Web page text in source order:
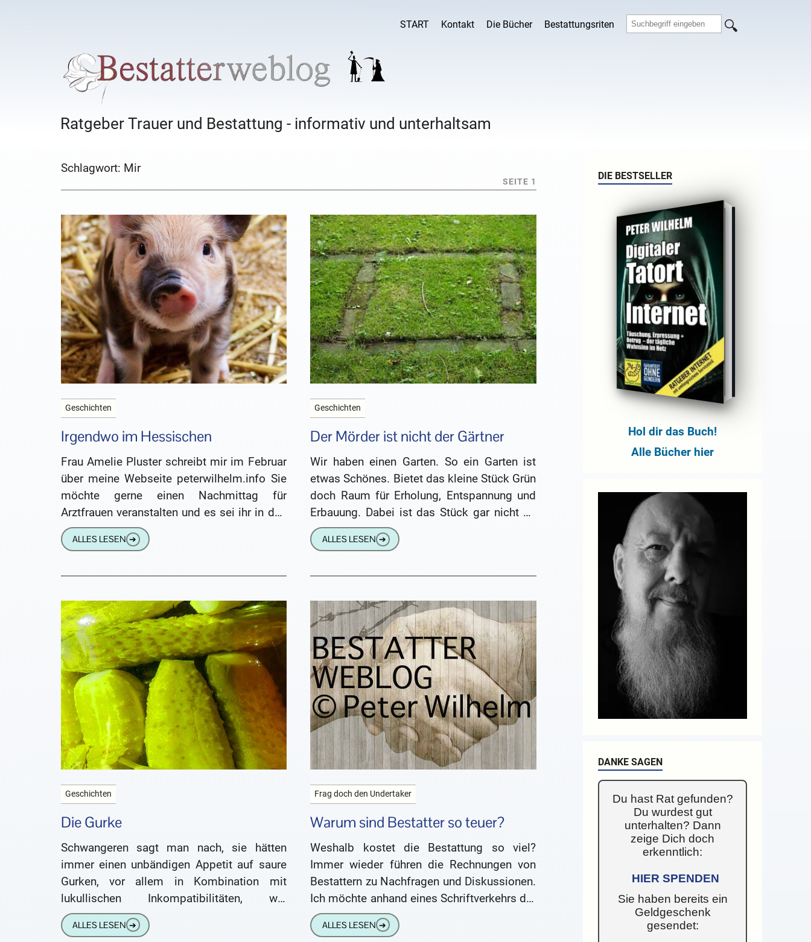
START Kontakt Die Bücher Bestattungsriten
Ratgeber Trauer und Bestattung - informativ und unterhaltsam
Schlagwort: Mir
SEITE 1
Geschichten
Irgendwo im Hessischen
Frau Amelie Pluster schreibt mir im Februar
über meine Webseite peterwilhelm.info Sie
möchte gerne einen Nachmittag für
Arztfrauen veranstalten und es sei ihr in den
Sinn gekommen, es könne eine
ALLES LESEN ➔
Geschichten
Der Mörder ist nicht der Gärtner
Wir haben einen Garten. So ein Garten ist
etwas Schönes. Bietet das kleine Stück Grün
doch Raum für Erholung, Entspannung und
Erbauung. Dabei ist das Stück gar nicht so
klein,
ALLES LESEN ➔
Geschichten
Die Gurke
Schwangeren sagt man nach, sie hätten
immer einen unbändigen Appetit auf saure
Gurken, vor allem in Kombination mit
lukullischen Inkompatibilitäten, wie
beispielsweise Himbeersoße oder
Vanilleeis. Mir geht es ähnlich, ob
ALLES LESEN ➔
Frag doch den Undertaker
Warum sind Bestatter so teuer?
Weshalb kostet die Bestattung so viel?
Immer wieder führen die Rechnungen von
Bestattern zu Nachfragen und Diskussionen.
Ich möchte anhand eines Schriftverkehrs der
vergangenen Tage einmal ausführlich
darlegen, weshalb ich
ALLES LESEN ➔
DIE BESTSELLER
Hol dir das Buch!
Alle Bücher hier
DANKE SAGEN
Du hast Rat gefunden?
Du wurdest gut
unterhalten? Dann
zeige Dich doch
erkenntlich:
HIER SPENDEN
Sie haben bereits ein
Geldgeschenk
gesendet: